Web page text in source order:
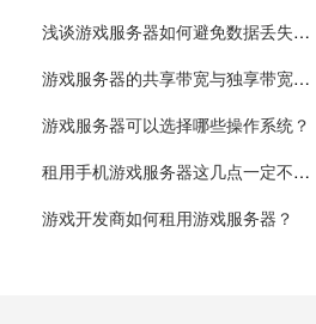
浅谈游戏服务器如何避免数据丢失灾难？
游戏服务器的共享带宽与独享带宽有什么区别？
游戏服务器可以选择哪些操作系统？
租用手机游戏服务器这几点一定不能忽略
游戏开发商如何租用游戏服务器？